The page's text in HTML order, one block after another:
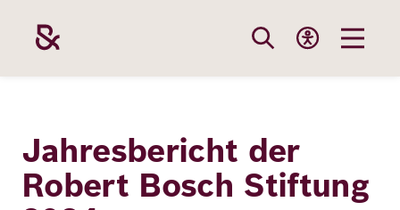
Inhalt
Die Stiftung
UnsereWie wir
Bei uns
Jahresbericht der
Robert Bosch Stiftung